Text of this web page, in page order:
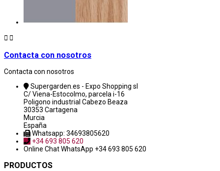
 
Contacta con nosotros
Contacta con nosotros
Supergarden.es - Expo Shopping sl
C/ Viena-Estocolmo, parcela i-16
Poligono industrial Cabezo Beaza
30353 Cartagena
Murcia
España
Whatsapp: 34693805620
+34 693 805 620
Online ChatWhatsApp +34 693 805 620
PRODUCTOS